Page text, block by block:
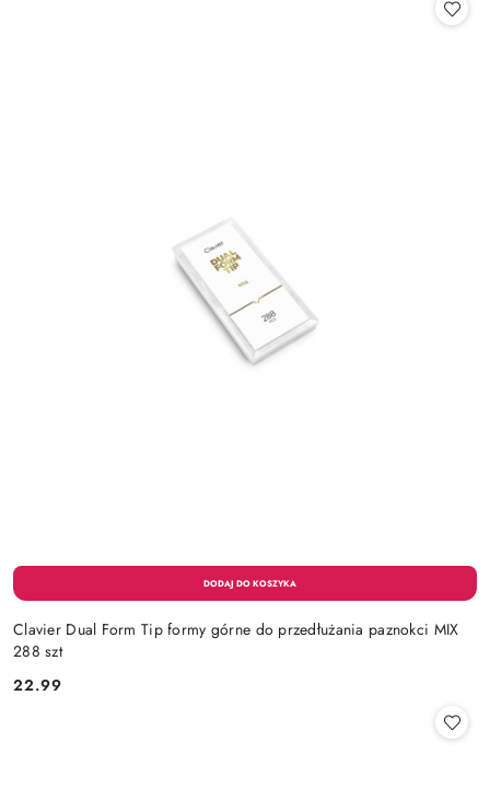
Clavier Dual Form Tip formy górne do przedłużania paznokci MIX
288 szt
Cena:
22.99